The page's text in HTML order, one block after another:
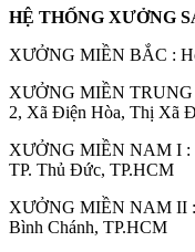
HỆ THỐNG XƯỞNG
XƯỞNG MIỀN BẮC :
XƯỞNG MIỀN TRUNG
2, Xã Điện Hòa, Thị Xã
XƯỞNG MIỀN NAM I :
TP. Thủ Đức, TP.HCM
XƯỞNG MIỀN NAM II
Bình Chánh, TP.HCM